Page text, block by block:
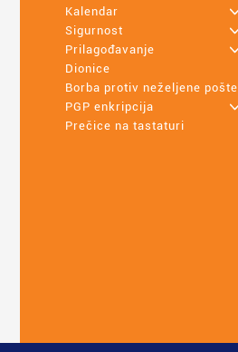
Kalendar
+
Sigurnost
+
Prilagođavanje
+
Dionice
Borba protiv neželjene pošte
PGP enkripcija
+
Prečice na tastaturi